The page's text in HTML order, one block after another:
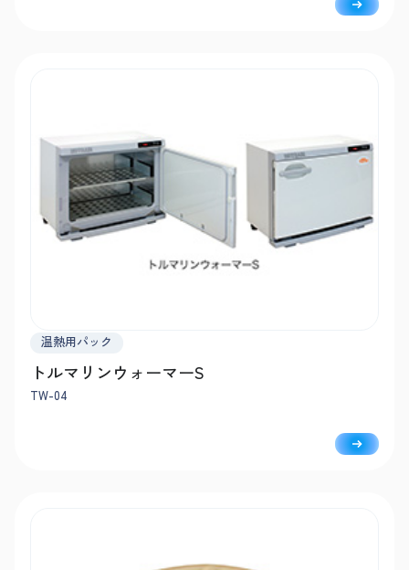
温熱用パック
トルマリンウォーマーS
TW-04